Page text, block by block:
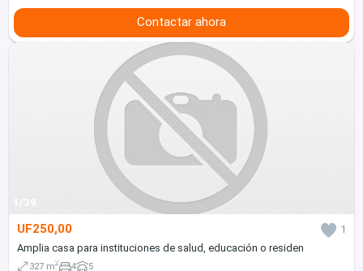
Contactar ahora
1/39
UF250,00
1
Amplia casa para instituciones de salud, educación o residen
327 m2 4 5